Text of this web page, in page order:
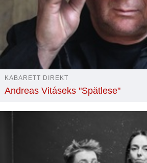
KABARETT DIREKT
Andreas Vitáseks "Spätlese"